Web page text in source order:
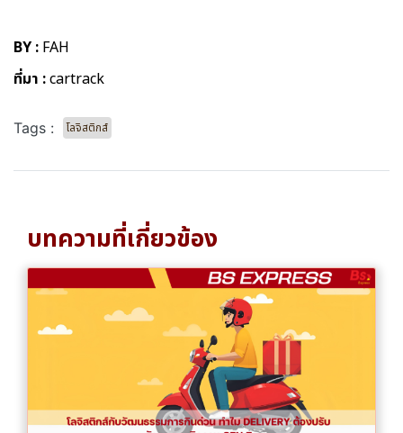
BY : FAH
ที่มา :cartrack
Tags : โลจิสติกส์
บทความที่เกี่ยวข้อง